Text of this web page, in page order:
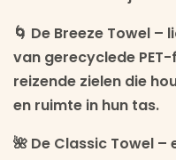
🌀 De Breeze Towel –
van gerecyclede
reizende zielen die
en ruimte in hun tas.
🌺 De Classic Towel –